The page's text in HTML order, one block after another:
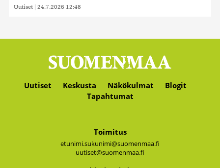
Uutiset | 24.7.2026 12:48
Uutiset Keskusta Näkökulmat
Blogit
Tapahtumat
Toimitus
etunimi.sukunimi@suomenmaa.fi
uutiset@suomenmaa.fi